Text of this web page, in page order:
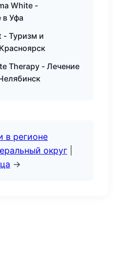
White -
в Уфа
- Туризм и
Therapy - Лечение
в регионе
округ
→